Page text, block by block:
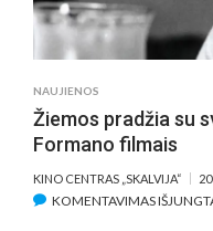
NAUJIENOS
Žiemos pradžia su
Formano filmais
KINO CENTRAS „SKALVIJA“
KOMENTAVIMAS